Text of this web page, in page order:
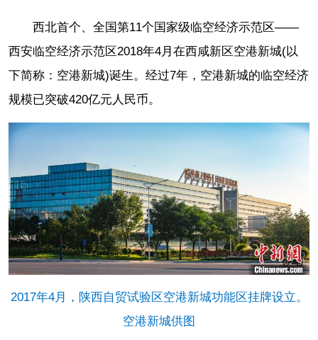
西北首个、全国第11个国家级临空经济示范区——
西安临空经济示范区2018年4月在西咸新区空港新城(以
下简称：空港新城)诞生。经过7年，空港新城的临空经济
规模已突破420亿元人民币。
2017年4月，陕西自贸试验区空港新城功能区挂牌设立。
空港新城供图